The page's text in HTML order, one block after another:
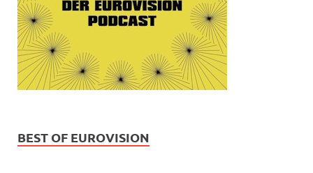
BEST OF EUROVISION